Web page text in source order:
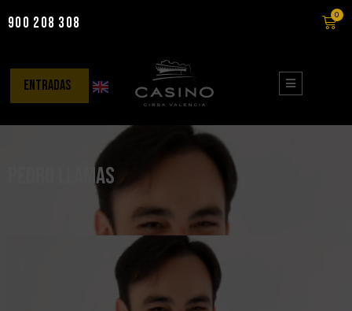
contenido
900 208 308 0
entradas
Pedro Llamas